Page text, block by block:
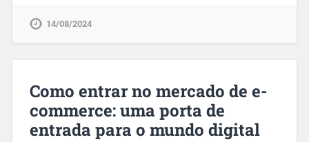
14/08/2024
Como entrar no mercado de e-
commerce: uma porta de
entrada para o mundo digital